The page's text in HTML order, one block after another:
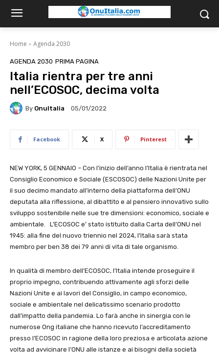
Home Agenda 2030
AGENDA 2030 PRIMA PAGINA
Italia rientra per tre anni
nell’ECOSOC, decima volta
By OnuItalia 05/01/2022
Facebook X Pinterest
NEW YORK, 5 GENNAIO – Con l’inizio dell’anno l’Italia è rientrata nel
Consiglio Economico e Sociale (ESCOSOC) delle Nazioni Unite per
il suo decimo mandato all’interno della piattaforma dell’ONU
deputata alla riflessione, al dibattito e al pensiero innovativo sullo
sviluppo sostenibile nelle sue tre dimensioni: economico, sociale e
ambientale. L’ECOSOC e’ stato istituito dalla Carta dell’ONU nel
1945: alla fine del nuovo triennio nel 2024, l’Italia sarà stata
membro per ben 38 dei 79 anni di vita di tale organismo.
In qualità di membro dell’ECOSOC, l’Italia intende proseguire il
proprio impegno, contribuendo attivamente agli sforzi delle
Nazioni Unite e ai lavori del Consiglio, in campo economico,
sociale e ambientale nel delicatissimo scenario prodotto
dall’impatto della pandemia. Lo farà anche in sinergia con le
numerose Ong italiane che hanno ricevuto l’accreditamento
presso l’ECOSOC in ragione della loro preziosa e articolata azione
volta ad avvicinare l’ONU alle istanze e ai bisogni della società